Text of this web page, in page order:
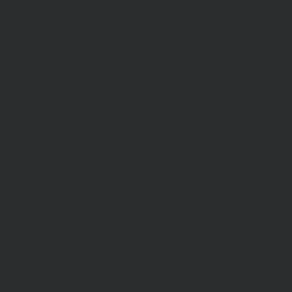
的很乾淨舒服，還有廚房唷。